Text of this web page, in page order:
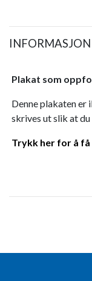
INFORMASJON
Plakat som
Denne plakaten er
skrives ut slik at du
Trykk her for å få